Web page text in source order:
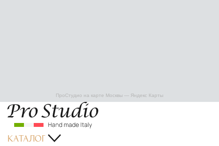
ПроСтудио на карте Москвы — Яндекс Карты
КАТАЛОГ